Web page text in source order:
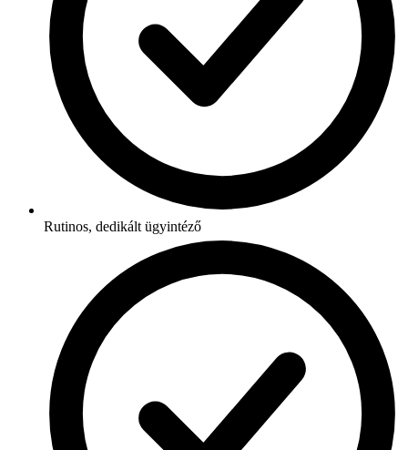
Rutinos, dedikált ügyintéző